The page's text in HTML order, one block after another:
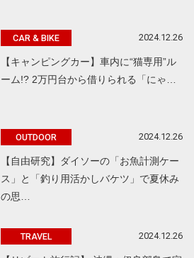
CAR & BIKE 2024.12.26
【キャンピングカー】車内に“猫専用”ル
ーム!? 2万円台から借りられる「にゃ…
OUTDOOR 2024.12.26
【自由研究】ダイソーの「お魚計測ケー
ス」と「釣り用活かしバケツ」で夏休み
の思…
TRAVEL 2024.12.26